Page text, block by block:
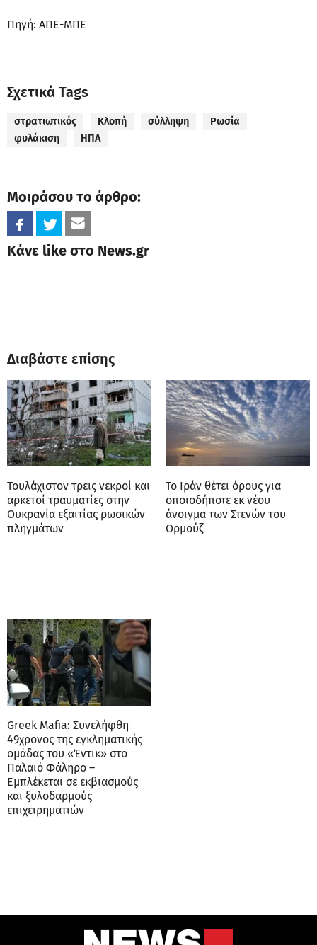
Πηγή: ΑΠΕ-ΜΠΕ
Σχετικά Tags
στρατιωτικός Κλοπή σύλληψη
Ρωσία
φυλάκιση
ΗΠΑ
Μοιράσου το άρθρο:
Κάνε like στο News.gr
Διαβάστε επίσης
Τουλάχιστον τρεις νεκροί και
αρκετοί τραυματίες στην
Ουκρανία εξαιτίας ρωσικών
πληγμάτων
Το Ιράν θέτει όρους για
οποιοδήποτε εκ νέου
άνοιγμα των Στενών του
Ορμούζ
Greek Mafia: Συνελήφθη
49χρονος της εγκληματικής
ομάδας του «Έντικ» στο
Παλαιό Φάληρο –
Εμπλέκεται σε εκβιασμούς
και ξυλοδαρμούς
επιχειρηματιών